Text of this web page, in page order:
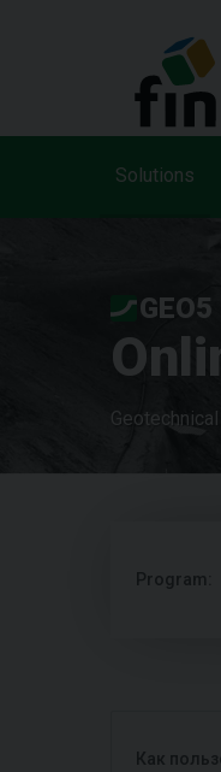
Solutions
Program:
Как